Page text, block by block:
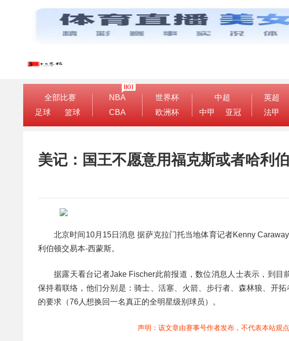
全部比赛
足球
篮球
NBA
CBA
世界杯
欧洲杯
中超
中甲
亚冠
英超
法甲
美记：国王不愿意用福克斯或者哈利
北京时间10月15日消息 据萨克拉门托当地体育记者Kenny
利伯顿交易本-西蒙斯。
据露天看台记者Jake Fischer此前报道，数位消息人士表示，到
保持着联络，他们分别是：骑士、活塞、火箭、步行者、森林狼、开
的要求（76人想换回一名真正的全明星级别球员）。
声明：该文章由赛事号作者发布，不代表本站观